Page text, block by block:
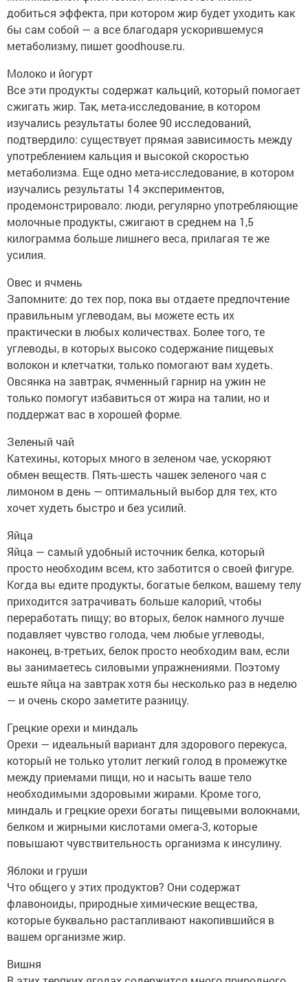
добиться эффекта, при котором жир будет уходить как
бы сам собой — а все благодаря ускорившемуся
метаболизму, пишет goodhouse.ru.
Молоко и йогурт
Все эти продукты содержат кальций, который помогает
сжигать жир. Так, мета-исследование, в котором
изучались результаты более 90 исследований,
подтвердило: существует прямая зависимость между
употреблением кальция и высокой скоростью
метаболизма. Еще одно мета-исследование, в котором
изучались результаты 14 экспериментов,
продемонстрировало: люди, регулярно употребляющие
молочные продукты, сжигают в среднем на 1,5
килограмма больше лишнего веса, прилагая те же
усилия.
Овес и ячмень
Запомните: до тех пор, пока вы отдаете предпочтение
правильным углеводам, вы можете есть их
практически в любых количествах. Более того, те
углеводы, в которых высоко содержание пищевых
волокон и клетчатки, только помогают вам худеть.
Овсянка на завтрак, ячменный гарнир на ужин не
только помогут избавиться от жира на талии, но и
поддержат вас в хорошей форме.
Зеленый чай
Катехины, которых много в зеленом чае, ускоряют
обмен веществ. Пять-шесть чашек зеленого чая с
лимоном в день — оптимальный выбор для тех, кто
хочет худеть быстро и без усилий.
Яйца
Яйца — самый удобный источник белка, который
просто необходим всем, кто заботится о своей фигуре.
Когда вы едите продукты, богатые белком, вашему телу
приходится затрачивать больше калорий, чтобы
переработать пищу; во вторых, белок намного лучше
подавляет чувство голода, чем любые углеводы,
наконец, в-третьих, белок просто необходим вам, если
вы занимаетесь силовыми упражнениями. Поэтому
ешьте яйца на завтрак хотя бы несколько раз в неделю
— и очень скоро заметите разницу.
Грецкие орехи и миндаль
Орехи — идеальный вариант для здорового перекуса,
который не только утолит легкий голод в промежутке
между приемами пищи, но и насыть ваше тело
необходимыми здоровыми жирами. Кроме того,
миндаль и грецкие орехи богаты пищевыми волокнами,
белком и жирными кислотами омега-3, которые
повышают чувствительность организма к инсулину.
Яблоки и груши
Что общего у этих продуктов? Они содержат
флавоноиды, природные химические вещества,
которые буквально растапливают накопившийся в
вашем организме жир.
Вишня